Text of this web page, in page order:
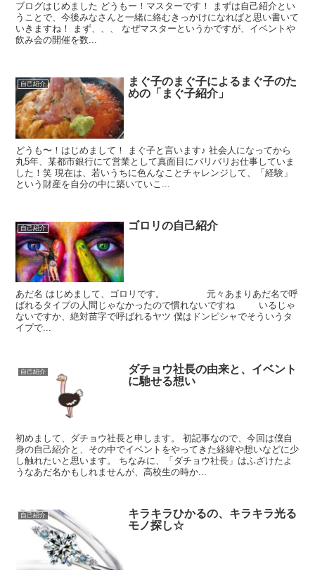
ブログはじめました どうもー！マスターです！ まずは自己紹介とい
うことで、今後みなさんと一緒に絡むきっかけになればと思い書いて
いきますね！ まず、、、 なぜマスターというかですが、イベントや
飲み会の開催を数...
自己紹介
まぐ子のまぐ子によるまぐ子のた
めの「まぐ子紹介」
どうも〜！はじめまして！ まぐ子と言います♪ 社会人になってから
丸5年、某都市銀行にて営業として真面目にバリバリお仕事していま
した！笑 現在は、若いうちに色んなことチャレンジして、「経験」
という財産を自分の中に築いていこ...
自己紹介 ゴロリの自己紹介
あだ名 はじめまして、ゴロリです。 元々あまりあだ名で呼
ばれるタイプの人間じゃなかったので慣れないですね いるじゃ
ないですか、絶対苗字で呼ばれるヤツ 僕はドンピシャでそういうタ
イプで...
自己紹介
ダチョウ社長の由来と、イベント
に馳せる想い
初めまして、ダチョウ社長と申します。 初記事なので、今回は僕自
身の自己紹介と、その中でイベントをやってきた経緯や想いなどに少
し触れたいと思います。 ちなみに、「ダチョウ社長」はふざけたよ
うなあだ名かもしれませんが、高校生の時か...
自己紹介
キラキラひかるの、キラキラ光る
モノ探し☆